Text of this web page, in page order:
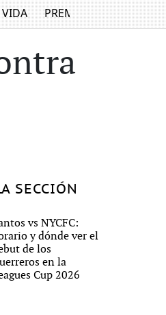
VIDA PREMIUM
SECCIÓN
vs NYCFC:
y dónde ver el
de los
en la
Cup 2026